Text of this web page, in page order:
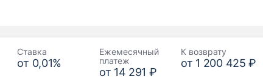
Ставка
от 0,01%
Ежемесячный
платеж
от 14 291 ₽
К возврату
от 1 200 425 ₽